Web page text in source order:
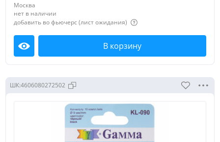
Москва
нет в наличии
добавить во фьючерс (лист ожидания)
Посмотреть В корзину
ШК:4606080272502